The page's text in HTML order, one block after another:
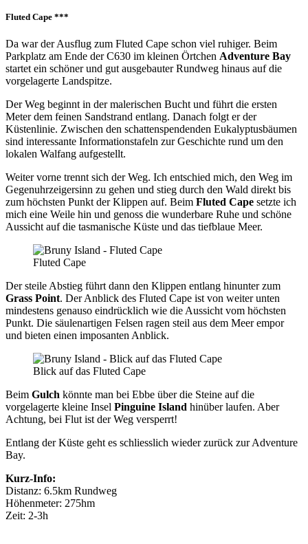
Fluted Cape ***
Da war der Ausflug zum Fluted Cape schon viel ruhiger. Beim
Parkplatz am Ende der C630 im kleinen Örtchen Adventure Bay
startet ein schöner und gut ausgebauter Rundweg hinaus auf die
vorgelagerte Landspitze.
Der Weg beginnt in der malerischen Bucht und führt die ersten
Meter dem feinen Sandstrand entlang. Danach folgt er der
Küstenlinie. Zwischen den schattenspendenden Eukalyptusbäumen
sind interessante Informationstafeln zur Geschichte rund um den
lokalen Walfang aufgestellt.
Weiter vorne trennt sich der Weg. Ich entschied mich, den Weg im
Gegenuhrzeigersinn zu gehen und stieg durch den Wald direkt bis
zum höchsten Punkt der Klippen auf. Beim Fluted Cape setzte ich
mich eine Weile hin und genoss die wunderbare Ruhe und schöne
Aussicht auf die tasmanische Küste und das tiefblaue Meer.
Fluted Cape
Der steile Abstieg führt dann den Klippen entlang hinunter zum
Grass Point. Der Anblick des Fluted Cape ist von weiter unten
mindestens genauso eindrücklich wie die Aussicht vom höchsten
Punkt. Die säulenartigen Felsen ragen steil aus dem Meer empor
und bieten einen imposanten Anblick.
Blick auf das Fluted Cape
Beim Gulch könnte man bei Ebbe über die Steine auf die
vorgelagerte kleine Insel Pinguine Island hinüber laufen. Aber
Achtung, bei Flut ist der Weg versperrt!
Entlang der Küste geht es schliesslich wieder zurück zur Adventure
Bay.
Kurz-Info:
Distanz: 6.5km Rundweg
Höhenmeter: 275hm
Zeit: 2-3h